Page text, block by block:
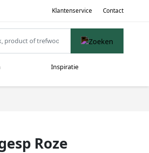
Klantenservice Contact
Inspiratie
Roze